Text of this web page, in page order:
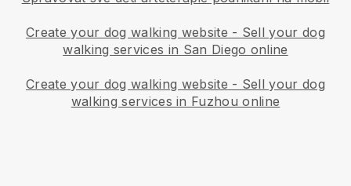
Create your dog walking website - Sell your dog
walking services in San Diego online
Create your dog walking website - Sell your dog
walking services in Fuzhou online